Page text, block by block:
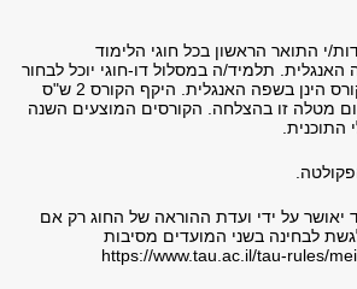
י התואר הראשון בכל חוגי הלימוד
תלמיד/ה במסלול דו-חוגי יוכל לבחור
באיזה חוג ללמוד את הקורס. כל המטלות בקורס הינן בשפה האנגלית. היקף הקורס 2 ש"ס
מטלה זו בהצלחה. הקורסים המוצעים השנה
התוכנית.
יאושר על ידי ועדת ההוראה של החוג רק אם
לבחינה בשני המועדים מסיבות